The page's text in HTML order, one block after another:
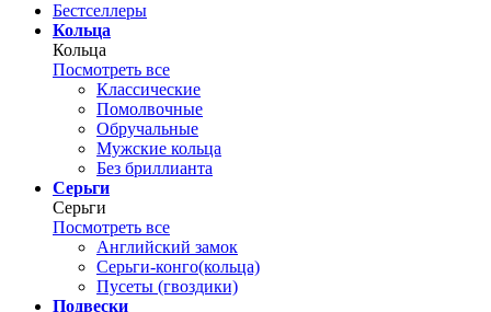
Бестселлеры
Кольца
Кольца
Посмотреть все
Классические
Помолвочные
Обручальные
Мужские кольца
Без бриллианта
Серьги
Серьги
Посмотреть все
Английский замок
Серьги-конго(кольца)
Пусеты (гвоздики)
Подвески